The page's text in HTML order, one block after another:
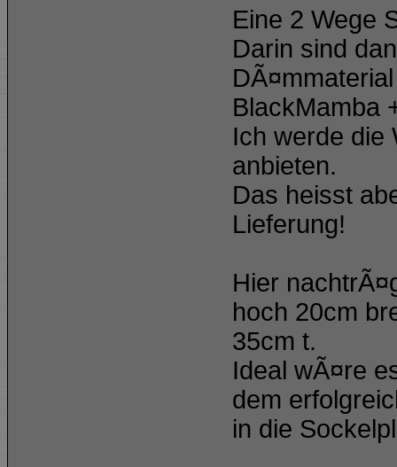
Eine 2 Wege
Darin sind
BlackMamba
Ich werde die
anbieten.
Das heisst
Lieferung!
Hier
hoch 20cm
35cm t.
Ideal wÃ¤re
dem
in die